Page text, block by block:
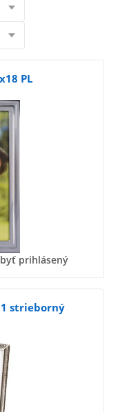
PL
prihlásený
strieborný